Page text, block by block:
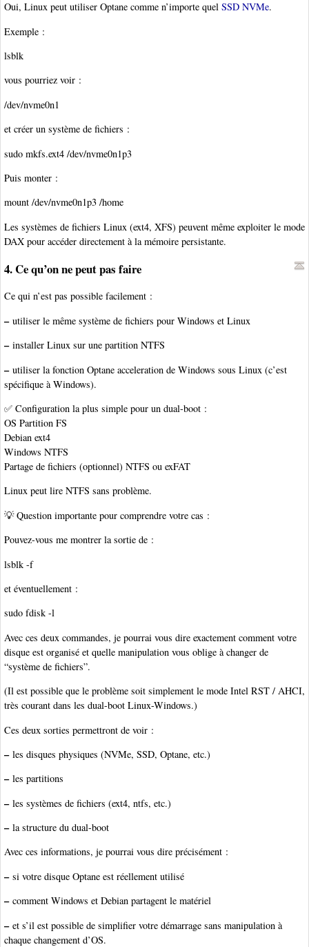
Oui, Linux peut utiliser Optane comme n’importe quel SSD NVMe.
Exemple :
lsblk
vous pourriez voir :
/dev/nvme0n1
et créer un système de fichiers :
sudo mkfs.ext4 /dev/nvme0n1p3
Puis monter :
mount /dev/nvme0n1p3 /home
Les systèmes de fichiers Linux (ext4, XFS) peuvent même exploiter le mode
DAX pour accéder directement à la mémoire persistante.
4. Ce qu’on ne peut pas faire
Ce qui n’est pas possible facilement :
–utiliser le même système de fichiers pour Windows et Linux
–installer Linux sur une partition NTFS
–utiliser la fonction Optane acceleration de Windows sous Linux (c’est
spécifique à Windows).
✅ Configuration la plus simple pour un dual-boot :
OS Partition FS
Debian ext4
Windows NTFS
Partage de fichiers (optionnel) NTFS ou exFAT
Linux peut lire NTFS sans problème.
💡 Question importante pour comprendre votre cas :
Pouvez-vous me montrer la sortie de :
lsblk -f
et éventuellement :
sudo fdisk -l
Avec ces deux commandes, je pourrai vous dire exactement comment votre
disque est organisé et quelle manipulation vous oblige à changer de
“système de fichiers”.
(Il est possible que le problème soit simplement le mode Intel RST / AHCI,
très courant dans les dual-boot Linux-Windows.)
Ces deux sorties permettront de voir :
–les disques physiques (NVMe, SSD, Optane, etc.)
–les partitions
–les systèmes de fichiers (ext4, ntfs, etc.)
–la structure du dual-boot
Avec ces informations, je pourrai vous dire précisément :
–si votre disque Optane est réellement utilisé
–comment Windows et Debian partagent le matériel
–et s’il est possible de simplifier votre démarrage sans manipulation à
chaque changement d’OS.